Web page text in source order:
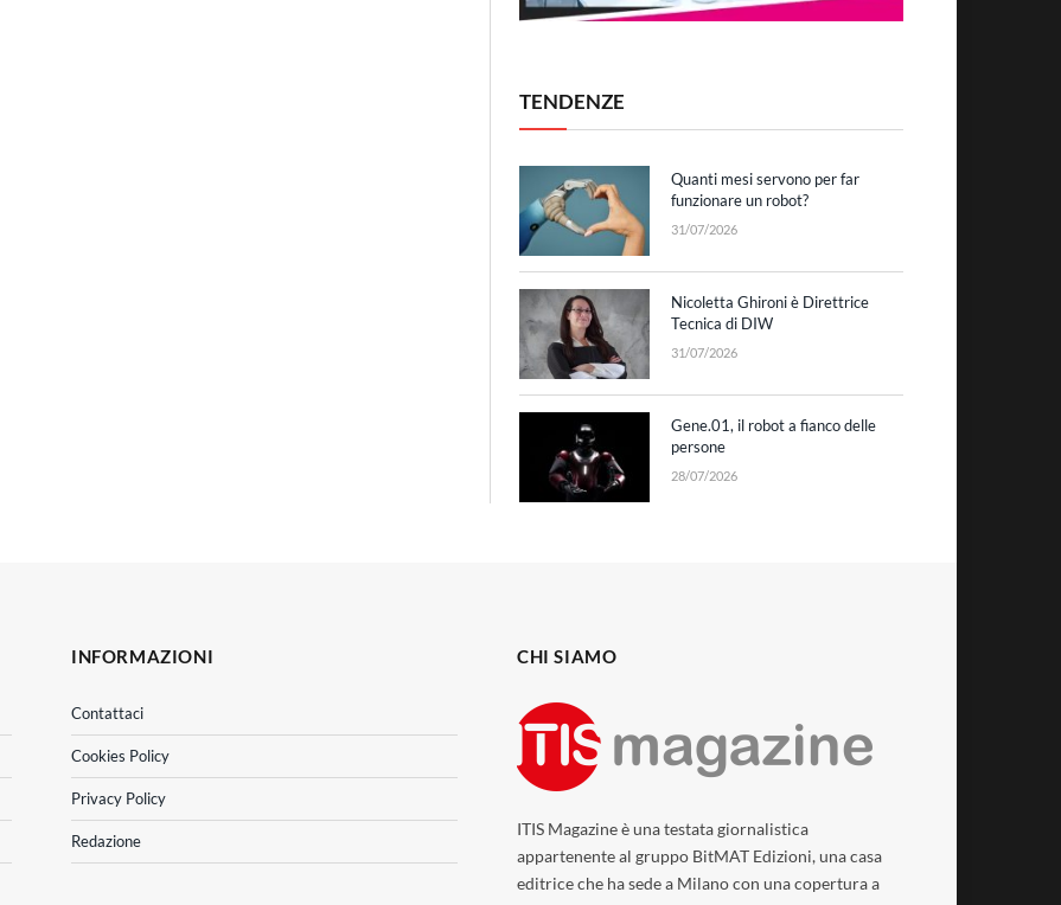
TENDENZE
Quanti mesi servono per far
funzionare un robot?
31/07/2026
Nicoletta Ghironi è Direttrice
Tecnica di DIW
31/07/2026
Gene.01, il robot a fianco delle
persone
28/07/2026
INFORMAZIONI
Contattaci
Cookies Policy
Privacy Policy
Redazione
CHI SIAMO
ITIS Magazine è una testata giornalistica
appartenente al gruppo BitMAT Edizioni, una casa
editrice che ha sede a Milano con una copertura a